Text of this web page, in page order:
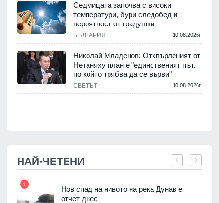
Седмицата започва с високи
температури, бури следобед и
вероятност от градушки
БЪЛГАРИЯ 10.08.2026г.
Николай Младенов: Отхвърленият от
Нетаняху план е "единственият път,
по който трябва да се върви"
СВЕТЪТ 10.08.2026г.
НАЙ-ЧЕТЕНИ
1
Нов спад на нивото на река Дунав е
отчет днес